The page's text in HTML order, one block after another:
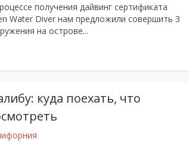
получения дайвинг сертификата
Water Diver нам предложили совершить 3
на острове...
куда поехать, что